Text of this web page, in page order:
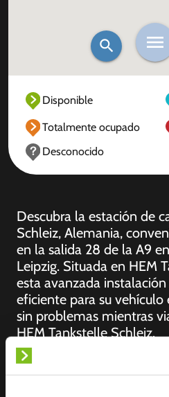
Disponible
Totalmente ocupado
Desconocido
Descubra la estación de
Schleiz, Alemania,
en la salida 28 de la A9
Leipzig. Situada en HEM
esta avanzada
eficiente para su vehículo
sin problemas mientras
HEM Tankstelle Schleiz.